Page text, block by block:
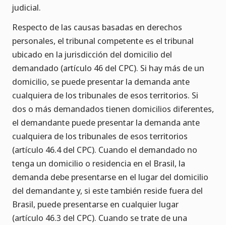
judicial.
Respecto de las causas basadas en derechos
personales, el tribunal competente es el tribunal
ubicado en la jurisdicción del domicilio del
demandado (artículo 46 del CPC). Si hay más de un
domicilio, se puede presentar la demanda ante
cualquiera de los tribunales de esos territorios. Si
dos o más demandados tienen domicilios diferentes,
el demandante puede presentar la demanda ante
cualquiera de los tribunales de esos territorios
(artículo 46.4 del CPC). Cuando el demandado no
tenga un domicilio o residencia en el Brasil, la
demanda debe presentarse en el lugar del domicilio
del demandante y, si este también reside fuera del
Brasil, puede presentarse en cualquier lugar
(artículo 46.3 del CPC). Cuando se trate de una